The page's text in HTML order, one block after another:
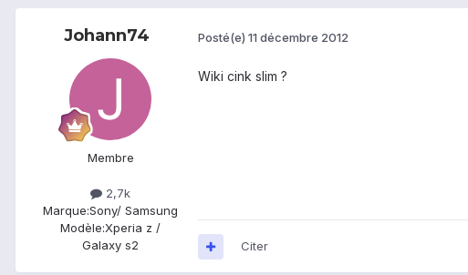
Johann74
Membre
2,7k
Marque:Sony/ Samsung
Modèle:Xperia z /
Galaxy s2
Posté(e) 11 décembre 2012
Wiki cink slim ?
Citer